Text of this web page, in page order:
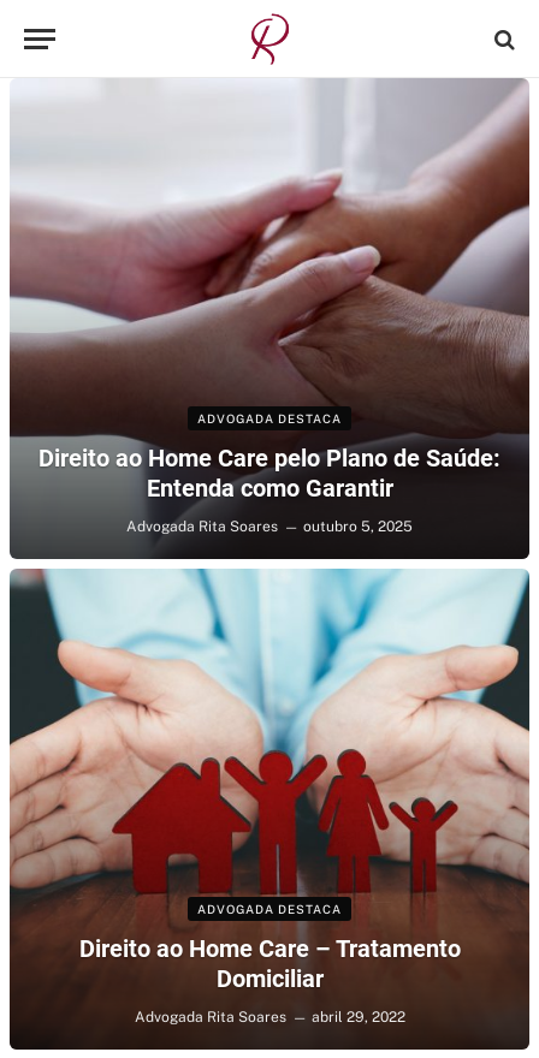
ADVOGADA DESTACA
Direito ao Home Care pelo Plano de Saúde:
Entenda como Garantir
Advogada Rita Soares outubro 5, 2025
ADVOGADA DESTACA
Direito ao Home Care – Tratamento
Domiciliar
Advogada Rita Soares abril 29, 2022